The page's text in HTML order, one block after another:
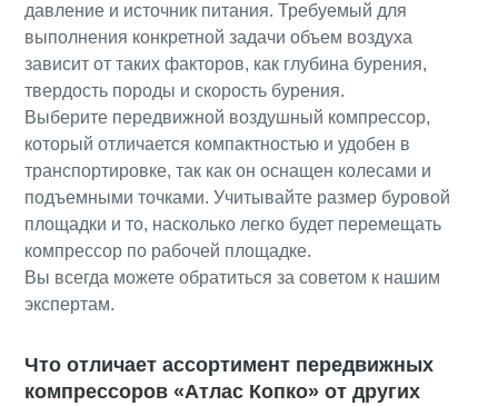
давление и источник питания. Требуемый для
выполнения конкретной задачи объем воздуха
зависит от таких факторов, как глубина бурения,
твердость породы и скорость бурения.
Выберите передвижной воздушный компрессор,
который отличается компактностью и удобен в
транспортировке, так как он оснащен колесами и
подъемными точками. Учитывайте размер буровой
площадки и то, насколько легко будет перемещать
компрессор по рабочей площадке.
Вы всегда можете обратиться за советом к нашим
экспертам.
Что отличает ассортимент передвижных
компрессоров «Атлас Копко» от других